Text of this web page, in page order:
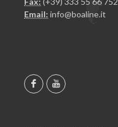
Email: info@boaline.it